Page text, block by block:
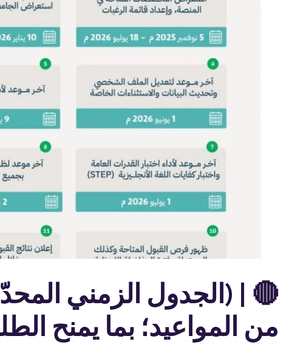
🔴 | (الجدول الزمني
من المواعيد؛ بما يمنح